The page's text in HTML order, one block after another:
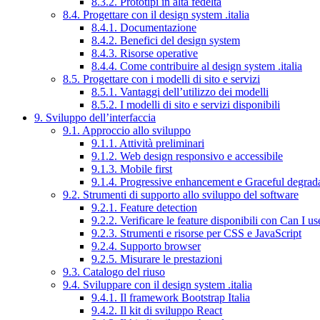
8.4. Progettare con il design system .italia
8.4.1. Documentazione
8.4.2. Benefici del design system
8.4.3. Risorse operative
8.4.4. Come contribuire al design system .italia
8.5. Progettare con i modelli di sito e servizi
8.5.1. Vantaggi dell’utilizzo dei modelli
8.5.2. I modelli di sito e servizi disponibili
9. Sviluppo dell’interfaccia
9.1. Approccio allo sviluppo
9.1.1. Attività preliminari
9.1.2. Web design responsivo e accessibile
9.1.3. Mobile first
9.1.4. Progressive enhancement e Graceful
9.2. Strumenti di supporto allo sviluppo del software
9.2.1. Feature detection
9.2.2. Verificare le feature disponibili con Can I
9.2.3. Strumenti e risorse per CSS e JavaScript
9.2.4. Supporto browser
9.2.5. Misurare le prestazioni
9.3. Catalogo del riuso
9.4. Sviluppare con il design system .italia
9.4.1. Il framework Bootstrap Italia
9.4.2. Il kit di sviluppo React